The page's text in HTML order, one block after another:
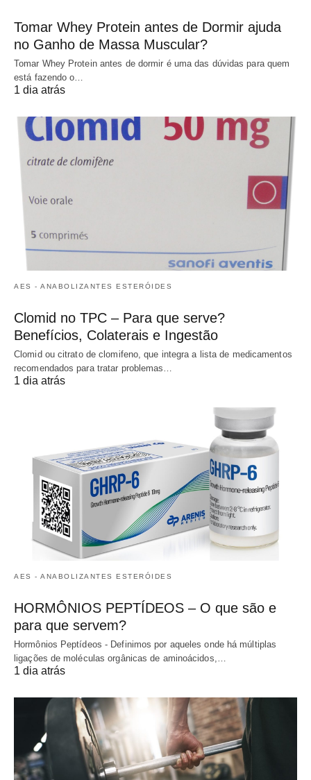
Tomar Whey Protein antes de Dormir ajuda
no Ganho de Massa Muscular?
Tomar Whey Protein antes de dormir é uma das dúvidas para quem
está fazendo o…
1 dia atrás
AES - ANABOLIZANTES ESTERÓIDES
Clomid no TPC – Para que serve?
Benefícios, Colaterais e Ingestão
Clomid ou citrato de clomifeno, que integra a lista de medicamentos
recomendados para tratar problemas…
1 dia atrás
AES - ANABOLIZANTES ESTERÓIDES
HORMÔNIOS PEPTÍDEOS – O que são e
para que servem?
Hormônios Peptídeos - Definimos por aqueles onde há múltiplas
ligações de moléculas orgânicas de aminoácidos,…
1 dia atrás